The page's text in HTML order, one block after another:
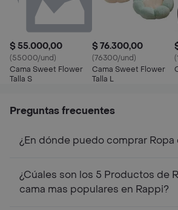
$ 55.000,00
(55000/und)
Cama Sweet Flower
Talla S
$ 76.300,00
(76300/und)
Cama Sweet Flower
Talla L
Preguntas frecuentes
¿En dónde puedo comprar Ropa
¿Cúales son los 5 Productos de
cama mas populares en Rappi?